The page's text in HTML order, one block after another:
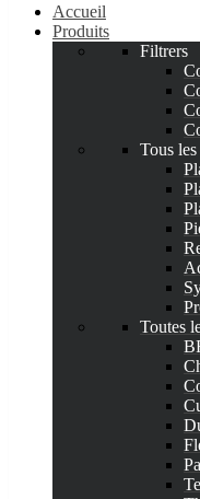
Accueil
Produits
Filtrers
Tous
Toutes